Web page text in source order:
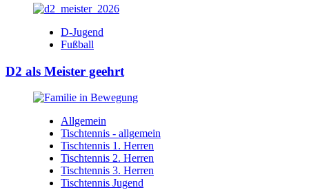
D-Jugend
Fußball
D2 als Meister geehrt
Allgemein
Tischtennis - allgemein
Tischtennis 1. Herren
Tischtennis 2. Herren
Tischtennis 3. Herren
Tischtennis Jugend